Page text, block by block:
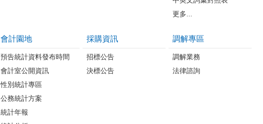
更多...
會計園地
預告統計資料發布時間
會計室公開資訊
性別統計專區
公務統計方案
統計年報
採購資訊
招標公告
決標公告
調解專區
調解業務
法律諮詢